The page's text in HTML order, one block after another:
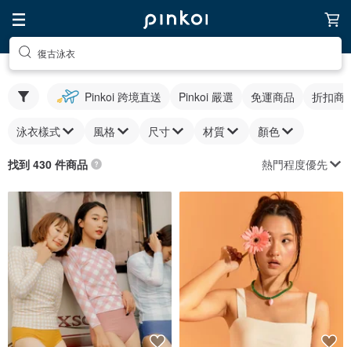
復古泳衣
Pinkoi 跨境直送 Pinkoi 嚴選 免運商品 折扣商
泳衣樣式 風格 尺寸 材質 顏色
找到 430 件商品 熱門程度優先